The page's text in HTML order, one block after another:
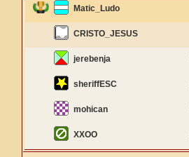
Matic_Ludo
CRISTO_JESUS
jerebenja
sheriffESC
mohican
XXOO